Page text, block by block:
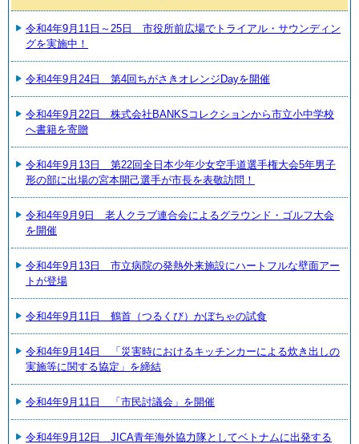
令和4年9月11日～25日 市役所前広場でトライアル・サウンディン
グを実施中！
令和4年9月24日 第4回ちがさきオレンジDayを開催
令和4年9月22日 株式会社BANKSコレクションから市立小中学校
へ書籍を寄贈
令和4年9月13日 第22回全日本少年少女空手道選手権大会5年男子
形の部に出場の宮本開己選手が市長を表敬訪問！
令和4年9月9日 老人クラブ連合会によるグラウンド・ゴルフ大会
を開催
令和4年9月13日 市立病院の発熱外来施設にハートフルな壁面アー
トが登場
令和4年9月11日 鶴首（つるくび）かぼちゃの試食
令和4年9月14日 「災害時におけるキッチンカーによる炊き出しの
実施等に関する協定」を締結
令和4年9月11日 「市民討議会」を開催
令和4年9月12日 JICA青年海外協力隊としてベトナムに出発する